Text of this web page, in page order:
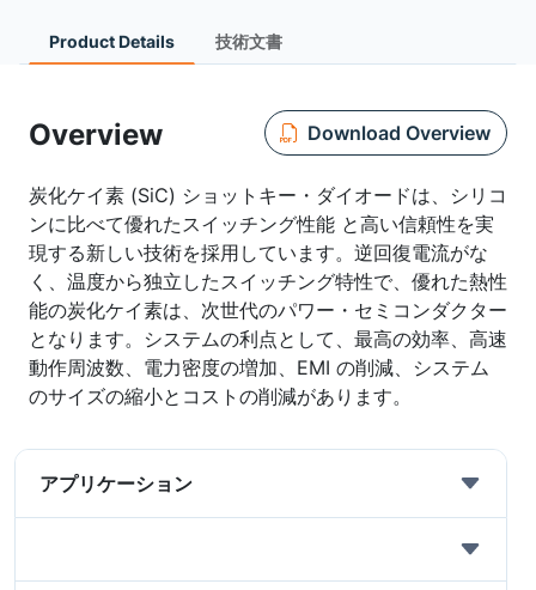
Product Details 技術文書
Overview Download Overview
炭化ケイ素 (SiC) ショットキー・ダイオードは、シリコ
ンに比べて優れたスイッチング性能 と高い信頼性を実
現する新しい技術を採用しています。逆回復電流がな
く、温度から独立したスイッチング特性で、優れた熱性
能の炭化ケイ素は、次世代のパワー・セミコンダクター
となります。システムの利点として、最高の効率、高速
動作周波数、電力密度の増加、EMI の削減、システム
のサイズの縮小とコストの削減があります。
アプリケーション